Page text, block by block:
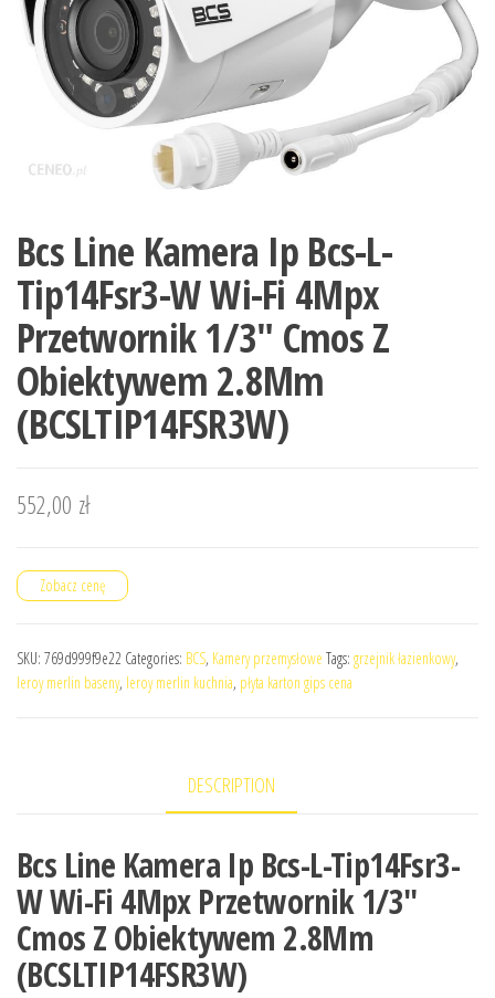
Bcs Line Kamera Ip Bcs-L-
Tip14Fsr3-W Wi-Fi 4Mpx
Przetwornik 1/3″ Cmos Z
Obiektywem 2.8Mm
(BCSLTIP14FSR3W)
552,00 zł
Zobacz cenę
SKU: 769d999f9e22 Categories: BCS, Kamery przemysłowe Tags: grzejnik łazienkowy,
leroy merlin baseny, leroy merlin kuchnia, płyta karton gips cena
DESCRIPTION
Bcs Line Kamera Ip Bcs-L-Tip14Fsr3-
W Wi-Fi 4Mpx Przetwornik 1/3″
Cmos Z Obiektywem 2.8Mm
(BCSLTIP14FSR3W)